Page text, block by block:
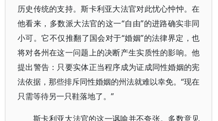
历史传统的支持。斯卡利亚大法官对此忧心忡忡。在
他看来，多数派大法官的这一“自由”的进路确实非同
小可。它不仅推翻了国会对于“婚姻”的法律界定，也
将对各州在这一问题上的决断产生实质性的影响。他
提出警告：只要实体正当程序成为证成同性婚姻的宪
法依据，那些排斥同性婚姻的州法就难以幸免。“现在
只需等待另一只鞋落地了。”
斯卡利亚大法官的这一讽喻并不夸张。多数意见